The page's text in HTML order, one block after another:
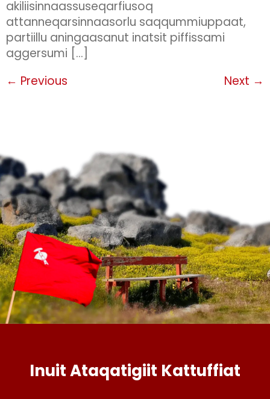
akiliisinnaassuseqarfiusoq
attanneqarsinnaasorlu saqqummiuppaat,
partiillu aningaasanut inatsit piffissami
aggersumi […]
← Previous Next →
Inuit Ataqatigiit Kattuffiat